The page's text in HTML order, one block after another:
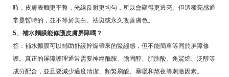
時，皮膚表麵更平整，光線反射更均勻，所以會顯得更透亮。但這種亮感通
常是暫時的，並不等於美白、祛斑或永久改善膚色。
5、補水麵膜能修護皮膚屏障嗎？
答：補水麵膜可以輔助舒緩幹燥帶來的緊繃感，但不能簡單等同於屏障修
護。真正的屏障護理通常需要神經酰胺、膽固醇、脂肪酸、角鯊烷、泛醇等
成分配合，並且要減少過度清潔、頻繁刷酸、暴曬和熬夜等刺激因素。